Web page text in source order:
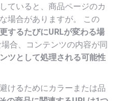
ていると、商品ページのカ
場合がありますが。 この
するたびにURLが変わる場
合、コンテンツの内容が同
ツとして処理される可能性
けるためにカラーまたは品